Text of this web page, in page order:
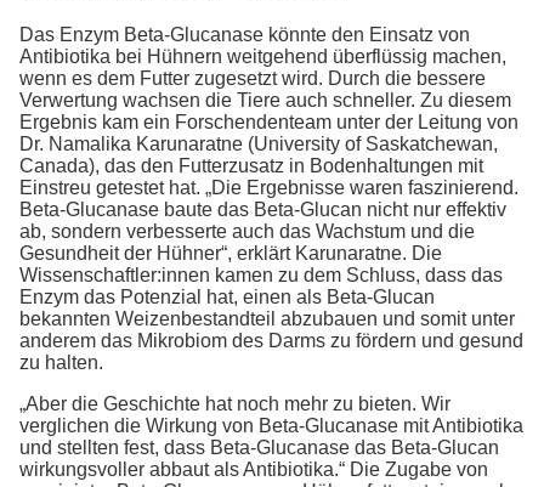
Das Enzym Beta-Glucanase könnte den Einsatz von
Antibiotika bei Hühnern weitgehend überflüssig machen,
wenn es dem Futter zugesetzt wird. Durch die bessere
Verwertung wachsen die Tiere auch schneller. Zu diesem
Ergebnis kam ein Forschendenteam unter der Leitung von
Dr. Namalika Karunaratne (University of Saskatchewan,
Canada), das den Futterzusatz in Bodenhaltungen mit
Einstreu getestet hat. „Die Ergebnisse waren faszinierend.
Beta-Glucanase baute das Beta-Glucan nicht nur effektiv
ab, sondern verbesserte auch das Wachstum und die
Gesundheit der Hühner“, erklärt Karunaratne. Die
Wissenschaftler:innen kamen zu dem Schluss, dass das
Enzym das Potenzial hat, einen als Beta-Glucan
bekannten Weizenbestandteil abzubauen und somit unter
anderem das Mikrobiom des Darms zu fördern und gesund
zu halten.
„Aber die Geschichte hat noch mehr zu bieten. Wir
verglichen die Wirkung von Beta-Glucanase mit Antibiotika
und stellten fest, dass Beta-Glucanase das Beta-Glucan
wirkungsvoller abbaut als Antibiotika.“ Die Zugabe von